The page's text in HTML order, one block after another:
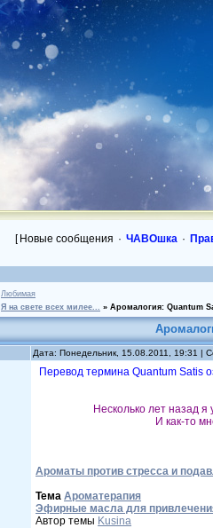
[ Новые сообщения · ЧАВОшка ·
Любимая
Я на свете всех милее... » Аромалогия: Quantum
Дата: Понедельник, 15.08.2011, 19:31 |
Перевод термина Quantum Satis
Несколько лет назад
И как-то
Ароматы против стресса и
ТемаАроматерапия
Эфирные масла для
Автор темы Kusina